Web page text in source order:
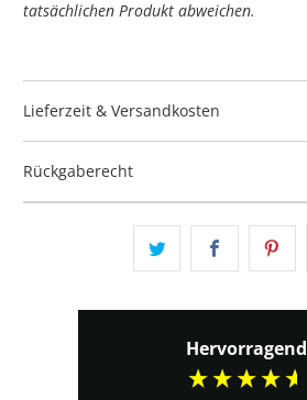
tatsächlichen Produkt abweichen.
Lieferzeit & Versandkosten
Rückgaberecht
Hervorragend